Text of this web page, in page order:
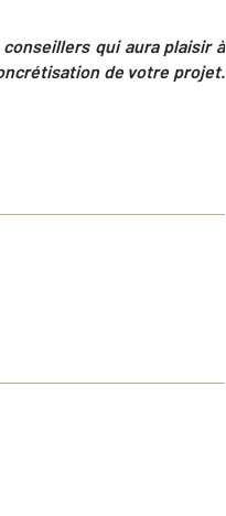
qui aura plaisir à
de votre projet.